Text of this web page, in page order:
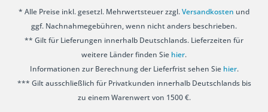
* Alle Preise inkl. gesetzl. Mehrwertsteuer zzgl.Versandkosten und
ggf. Nachnahmegebühren, wenn nicht anders beschrieben.
** Gilt für Lieferungen innerhalb Deutschlands. Lieferzeiten für
weitere Länder finden Sie hier.
Informationen zur Berechnung der Lieferfrist sehen Sie hier.
*** Gilt ausschließlich für Privatkunden innerhalb Deutschlands bis
zu einem Warenwert von 1500 €.